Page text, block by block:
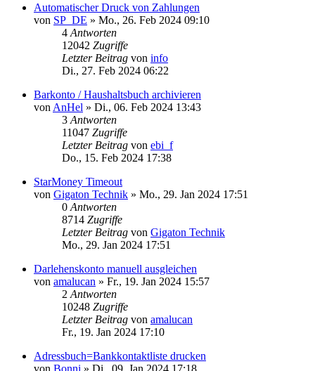
Automatischer Druck von Zahlungen
von SP_DE » Mo., 26. Feb 2024 09:10
4 Antworten
12042 Zugriffe
Letzter Beitrag von info
Di., 27. Feb 2024 06:22
Barkonto / Haushaltsbuch archivieren
von AnHel » Di., 06. Feb 2024 13:43
3 Antworten
11047 Zugriffe
Letzter Beitrag von ebi_f
Do., 15. Feb 2024 17:38
StarMoney Timeout
von Gigaton Technik » Mo., 29. Jan 2024 17:51
0 Antworten
8714 Zugriffe
Letzter Beitrag von Gigaton Technik
Mo., 29. Jan 2024 17:51
Darlehenskonto manuell ausgleichen
von amalucan » Fr., 19. Jan 2024 15:57
2 Antworten
10248 Zugriffe
Letzter Beitrag von amalucan
Fr., 19. Jan 2024 17:10
Adressbuch=Bankkontaktliste drucken
von Bonni » Di., 09. Jan 2024 17:18